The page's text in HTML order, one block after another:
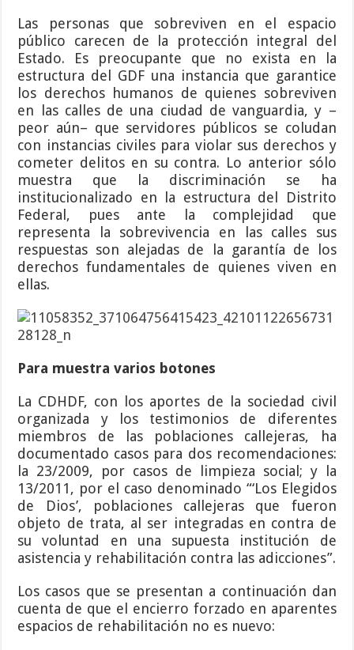
Las personas que sobreviven en el espacio
público carecen de la protección integral del
Estado. Es preocupante que no exista en la
estructura del GDF una instancia que garantice
los derechos humanos de quienes sobreviven
en las calles de una ciudad de vanguardia, y –
peor aún– que servidores públicos se coludan
con instancias civiles para violar sus derechos y
cometer delitos en su contra. Lo anterior sólo
muestra que la discriminación se ha
institucionalizado en la estructura del Distrito
Federal, pues ante la complejidad que
representa la sobrevivencia en las calles sus
respuestas son alejadas de la garantía de los
derechos fundamentales de quienes viven en
ellas.
Para muestra varios botones
La CDHDF, con los aportes de la sociedad civil
organizada y los testimonios de diferentes
miembros de las poblaciones callejeras, ha
documentado casos para dos recomendaciones:
la 23/2009, por casos de limpieza social; y la
13/2011, por el caso denominado “‘Los Elegidos
de Dios’, poblaciones callejeras que fueron
objeto de trata, al ser integradas en contra de
su voluntad en una supuesta institución de
asistencia y rehabilitación contra las adicciones”.
Los casos que se presentan a continuación dan
cuenta de que el encierro forzado en aparentes
espacios de rehabilitación no es nuevo: